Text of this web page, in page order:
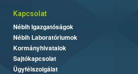
Kapcsolat
Nébih Igazgatóságok
Nébih Laboratóriumok
Kormányhivatalok
Sajtókapcsolat
Ügyfélszolgálat